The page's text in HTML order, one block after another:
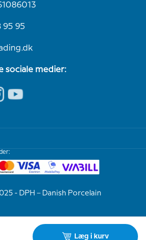
Læg i kurv
95 95
sociale medier:
- DPH – Danish Porcelain